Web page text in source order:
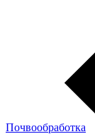
Почвообработка